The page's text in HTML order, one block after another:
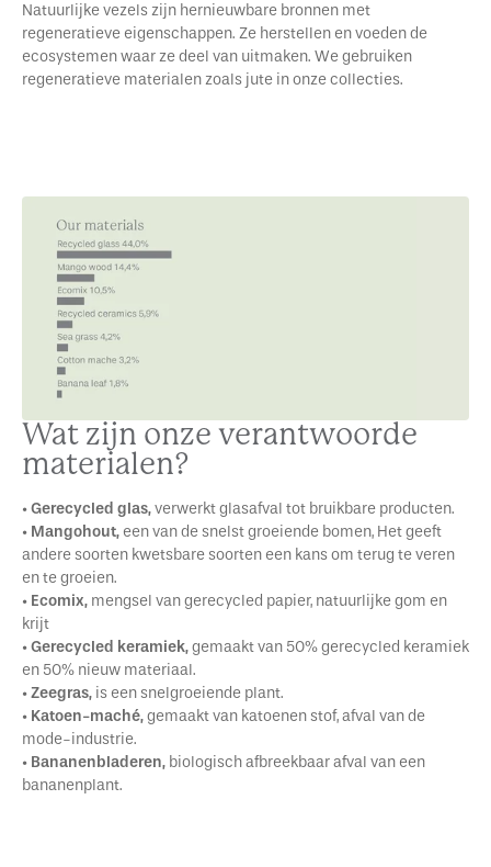
Natuurlijke vezels zijn hernieuwbare bronnen met
regeneratieve eigenschappen. Ze herstellen en voeden de
ecosystemen waar ze deel van uitmaken. We gebruiken
regeneratieve materialen zoals jute in onze collecties.
Wat zijn onze verantwoorde
materialen?
•Gerecycled glas,verwerkt glasafval tot bruikbare producten.
• Mangohout, een van de snelst groeiende bomen, Het geeft
andere soorten kwetsbare soorten een kans om terug te veren
en te groeien.
• Ecomix, mengsel van gerecycled papier, natuurlijke gom en
krijt
•Gerecycled keramiek,gemaakt van 50% gerecycled keramiek
en 50% nieuw materiaal.
•Zeegras, is een snelgroeiende plant.
• Katoen-maché,gemaakt van katoenen stof, afval van de
mode-industrie.
• Bananenbladeren, biologisch afbreekbaar afval van een
bananenplant.